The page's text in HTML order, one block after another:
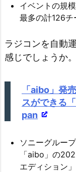
イベントの規
最多の計126チ
ラジコンを自動
感じでしょうか
「aibo」発
スができる
pan
ソニーグルー
「aibo」の
エディション